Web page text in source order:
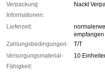
Verpackung
Informationen:
Nackt
Lieferzeit:
empfangen
Zahlungsbedingungen:
T/T
Versorgungsmaterial-
Fähigkeit:
10